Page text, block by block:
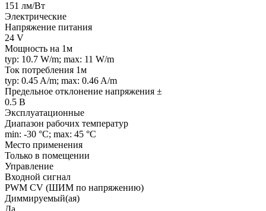
151 лм/Вт
Электрические
Напряжение питания
24 V
Мощность на 1м
typ: 10.7 W/m; max: 11 W/m
Ток потребления 1м
typ: 0.45 A/m; max: 0.46 A/m
Предельное отклонение напряжения ±
0.5 В
Эксплуатационные
Диапазон рабочих температур
min: -30 °C; max: 45 °C
Место применения
Только в помещении
Управление
Входной сигнал
PWM СV (ШИМ по напряжению)
Диммируемый(ая)
Да